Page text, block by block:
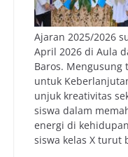
Ajaran 2025/2026
April 2026 di Aula
Baros. Mengusung
untuk
unjuk kreativitas
siswa dalam
energi di
siswa kelas X turut